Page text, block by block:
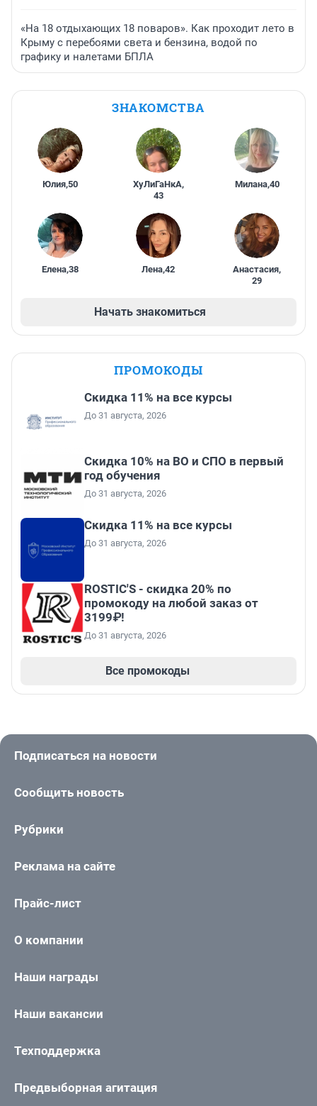
«На 18 отдыхающих 18 поваров». Как проходит лето в
Крыму с перебоями света и бензина, водой по
графику и налетами БПЛА
ЗНАКОМСТВА
Юлия,50 ХуЛиГаНкА,
43
Милана,40
Елена,38 Лена,42 Анастасия,
29
Начать знакомиться
ПРОМОКОДЫ
Скидка 11% на все курсы
До 31 августа, 2026
Скидка 10% на ВО и СПО в первый
год обучения
До 31 августа, 2026
Скидка 11% на все курсы
До 31 августа, 2026
ROSTIC'S - скидка 20% по
промокоду на любой заказ от
3199₽!
До 31 августа, 2026
Все промокоды
Подписаться на новости
Сообщить новость
Рубрики
Реклама на сайте
Прайс-лист
О компании
Наши награды
Наши вакансии
Техподдержка
Предвыборная агитация